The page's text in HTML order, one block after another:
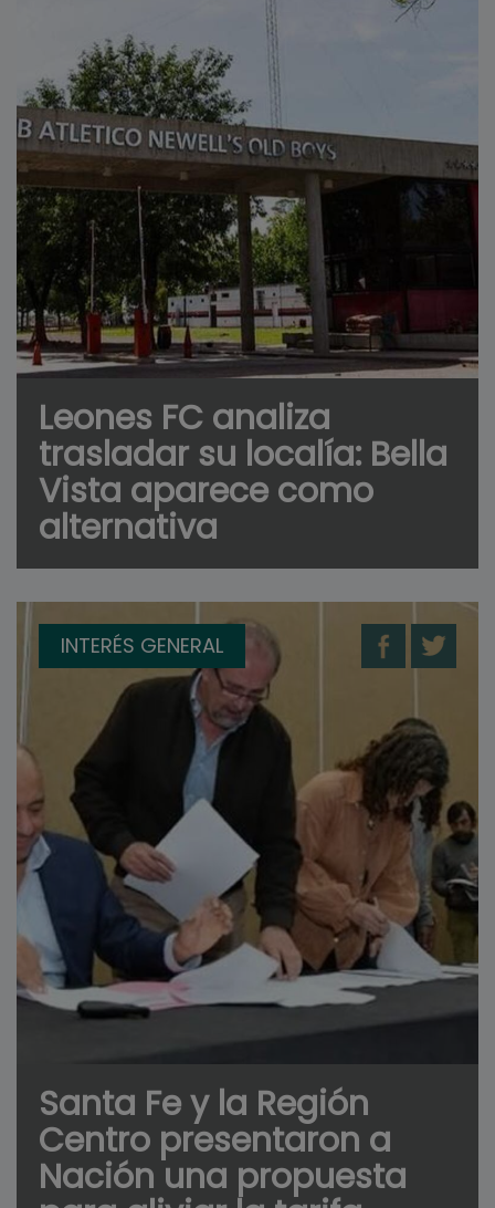
Leones FC analiza
trasladar su localía: Bella
Vista aparece como
alternativa
INTERÉS GENERAL
Santa Fe y la Región
Centro presentaron a
Nación una propuesta